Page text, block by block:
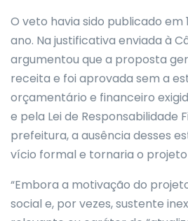
O veto havia sido publicado em
ano. Na justificativa enviada à
argumentou que a proposta
receita e foi aprovada sem a
orçamentário e financeiro
e pela Lei de Responsabilidade
prefeitura, a ausência desses
vício formal e tornaria o
“Embora a motivação do
social e, por vezes, sustente